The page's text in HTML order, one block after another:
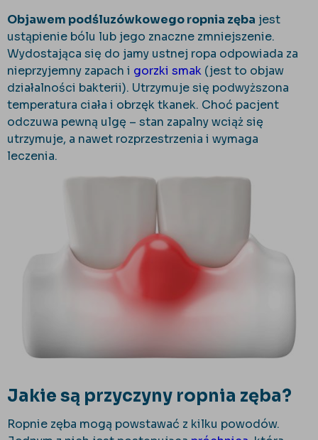
Objawem podśluzówkowego ropnia zęba jest
ustąpienie bólu lub jego znaczne zmniejszenie.
Wydostająca się do jamy ustnej ropa odpowiada za
nieprzyjemny zapach i gorzki smak (jest to objaw
działalności bakterii). Utrzymuje się podwyższona
temperatura ciała i obrzęk tkanek. Choć pacjent
odczuwa pewną ulgę – stan zapalny wciąż się
utrzymuje, a nawet rozprzestrzenia i wymaga
leczenia.
Jakie są przyczyny ropnia zęba?
Ropnie zęba mogą powstawać z kilku powodów.